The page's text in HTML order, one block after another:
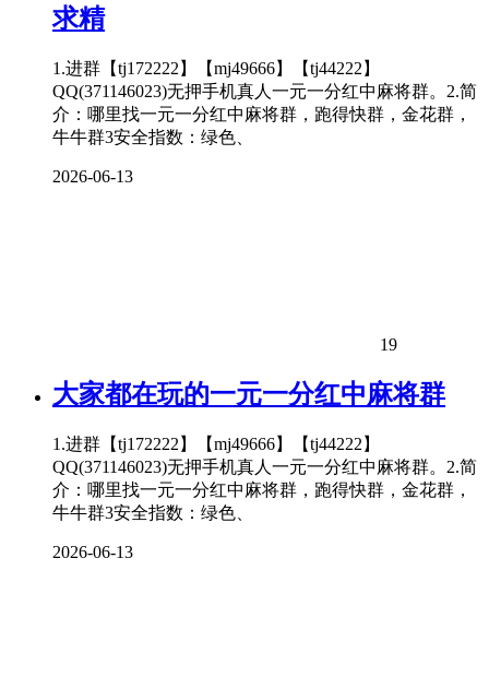
求精
1.进群【tj172222】【mj49666】【tj44222】
QQ(371146023)无押手机真人一元一分红中麻将群。2.简
介：哪里找一元一分红中麻将群，跑得快群，金花群，
牛牛群3安全指数：绿色、
2026-06-13
19
大家都在玩的一元一分红中麻将群
1.进群【tj172222】【mj49666】【tj44222】
QQ(371146023)无押手机真人一元一分红中麻将群。2.简
介：哪里找一元一分红中麻将群，跑得快群，金花群，
牛牛群3安全指数：绿色、
2026-06-13